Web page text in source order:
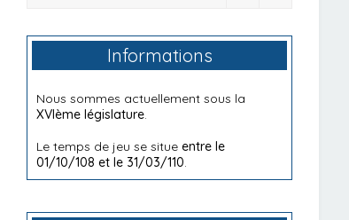
Informations
Nous sommes actuellement sous la
XVIème législature.
Le temps de jeu se situeentre le
01/10/108 et le 31/03/110.